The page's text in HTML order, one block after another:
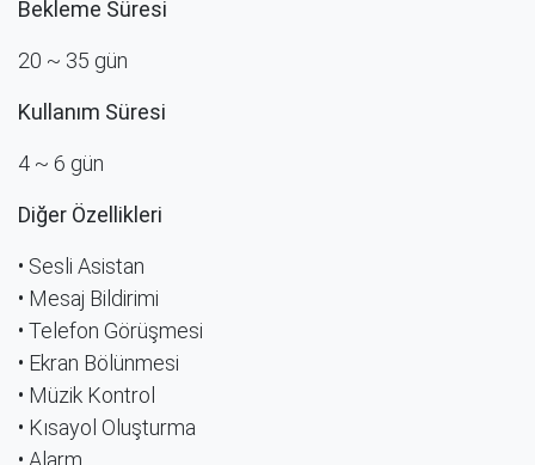
Bekleme Süresi
20 ~ 35 gün
Kullanım Süresi
4 ~ 6 gün
Diğer Özellikleri
• Sesli Asistan
• Mesaj Bildirimi
• Telefon Görüşmesi
• Ekran Bölünmesi
• Müzik Kontrol
• Kısayol Oluşturma
• Alarm